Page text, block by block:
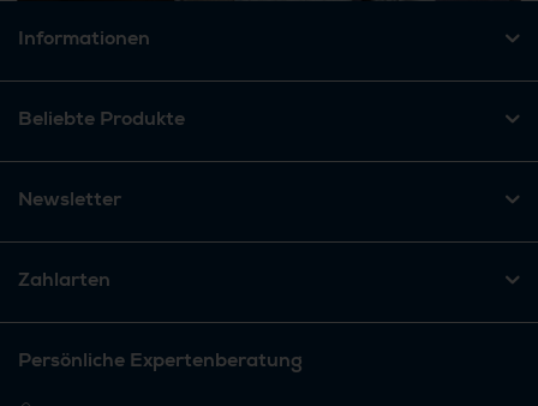
Informationen
Beliebte Produkte
Newsletter
Zahlarten
Persönliche Expertenberatung